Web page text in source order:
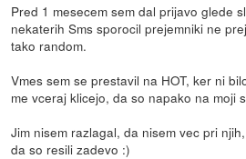
Pred 1 mesecem sem dal prijavo glede
nekaterih Sms sporocil prejemniki ne
tako random.
Vmes sem se prestavil na HOT, ker ni
me vceraj klicejo, da so napako na moji
Jim nisem razlagal, da nisem vec pri
da so resili zadevo :)